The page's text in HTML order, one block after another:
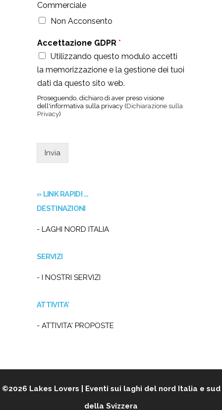
Commerciale
Non Acconsento
Accettazione GDPR *
Utilizzando questo modulo accetti
la memorizzazione e la gestione dei tuoi
dati da questo sito web.
Proseguendo, dichiaro di aver preso visione
dell'informativa sulla privacy (Dichiarazione sulla
Privacy)
Invia
» LINK RAPIDI …
DESTINAZIONI
- LAGHI NORD ITALIA
SERVIZI
- I NOSTRI SERVIZI
ATTIVITA'
- ATTIVITA' PROPOSTE
©2026 Lakes Lovers | Eventi sui laghi del nord Italia e sud
della Svizzera